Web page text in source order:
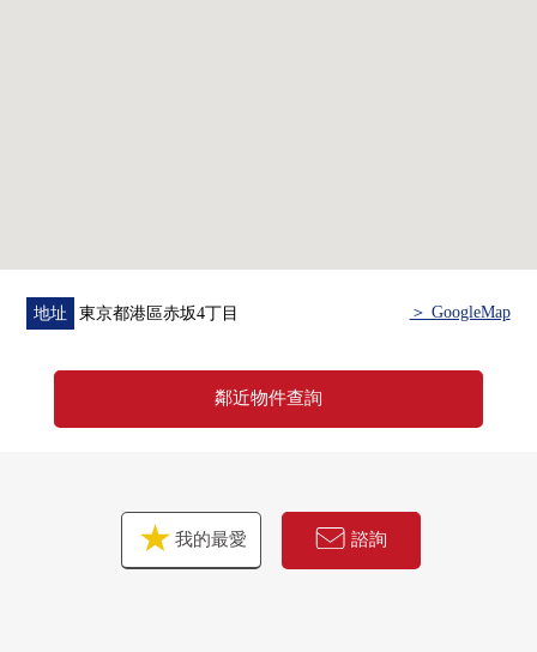
地址 東京都港區赤坂4丁目 ＞ GoogleMap
鄰近物件查詢
我的最愛 諮詢